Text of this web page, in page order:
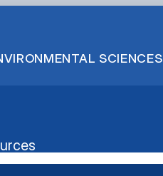
SCIENCES